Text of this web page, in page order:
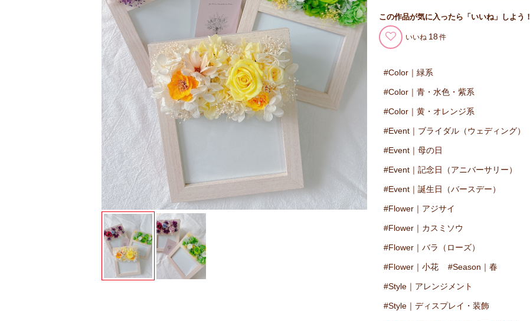
この作品が気に入ったら「いいね」しよう！
いいね 18
Color｜緑系
Color｜青・水色・紫系
Color｜黄・オレンジ系
Event｜ブライダル（ウェディング）
Event｜母の日
Event｜記念日（アニバーサリー）
Event｜誕生日（バースデー）
Flower｜アジサイ
Flower｜カスミソウ
Flower｜バラ（ローズ）
Flower｜小花 Season｜春
Style｜アレンジメント
Style｜ディスプレイ・装飾